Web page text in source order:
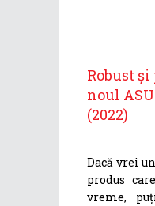
Robust
noul
(2022)
Dacă vrei
produs
vreme,